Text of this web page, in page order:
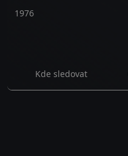
1976
Kde sledovat